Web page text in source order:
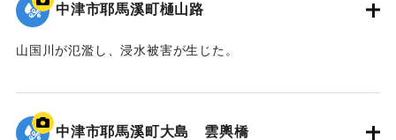
中津市耶馬溪町樋山路
山国川が氾濫し、浸水被害が生じた。
｜固有コード:09922040
中津市耶馬溪町大島 雲輿橋